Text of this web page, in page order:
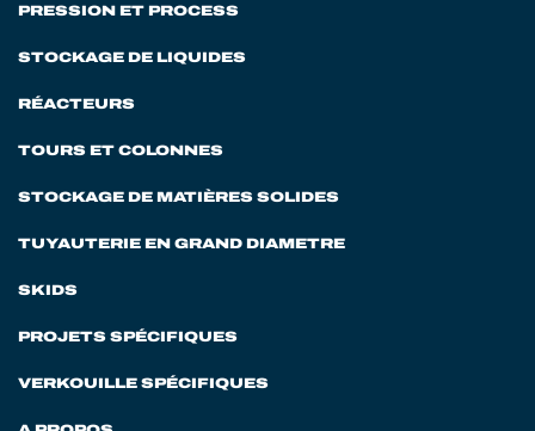
PRESSION ET PROCESS
STOCKAGE DE LIQUIDES
RÉACTEURS
TOURS ET COLONNES
STOCKAGE DE MATIÈRES SOLIDES
TUYAUTERIE EN GRAND DIAMETRE
SKIDS
PROJETS SPÉCIFIQUES
VERKOUILLE SPÉCIFIQUES